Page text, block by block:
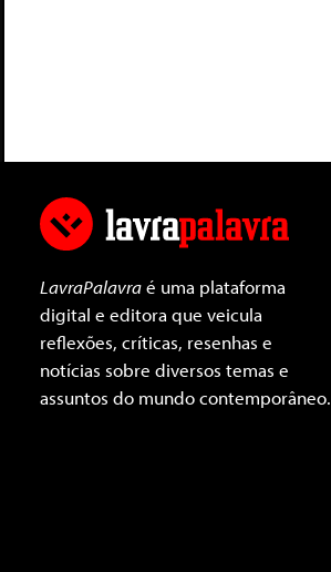
LavraPalavraé uma plataforma
digital e editora que veicula
reflexões, críticas, resenhas e
notícias sobre diversos temas e
assuntos do mundo contemporâneo.